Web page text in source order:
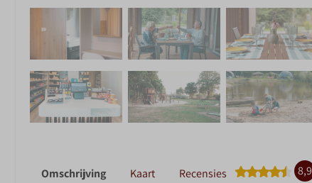
Omschrijving Kaart Recensies 8,9